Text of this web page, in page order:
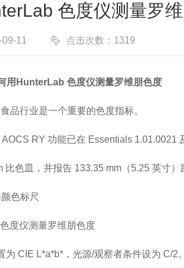
色度仪测量罗
11 点击次数：1319
用H unterLab 色度仪测量罗维朋色度
品行业是一个重要的色度指标。
AOCS RY 功能已在 Essentials 1.01.0021
比色皿 ，并报告 133.35 mm （5.25 英寸）
色标尺
为 CIE L*a*b* ，光源/观察者条件设为 C/2。